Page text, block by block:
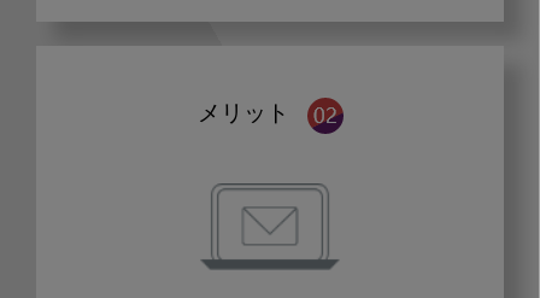
メリット